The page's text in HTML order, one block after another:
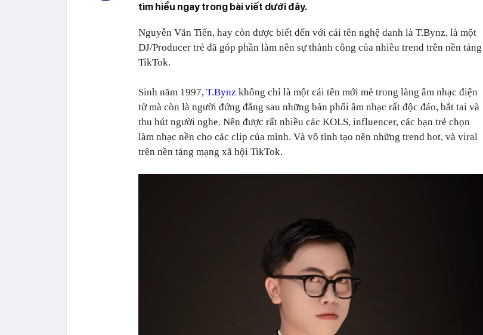
tìm hiểu ngay trong bài viết dưới đây.
Nguyễn Văn Tiến, hay còn được biết đến với cái tên nghệ danh là T.Bynz, là một
DJ/Producer trẻ đã góp phần làm nên sự thành công của nhiều trend trên nền tảng
TikTok.
Sinh năm 1997, T.Bynz không chỉ là một cái tên mới mẻ trong làng âm nhạc điện
tử mà còn là người đứng đằng sau những bản phối âm nhạc rất độc đáo, bắt tai và
thu hút người nghe. Nên được rất nhiều các KOLS, influencer, các bạn trẻ chọn
làm nhạc nền cho các clip của mình. Và vô tình tạo nên những trend hot, và viral
trên nền tảng mạng xã hội TikTok.